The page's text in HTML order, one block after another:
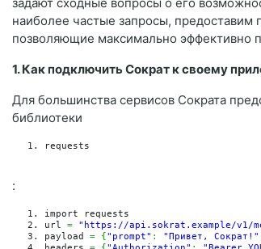
наиболее частые запросы,
позволяющие максимально эффективно
1. Как подключить Сократ к своему
Для большинства сервисов Сократа
библиотеки
requests
:
import requests
url =
"https://api.sokrat.example/v1/
payload = {"prompt" : "Привет, Сократ!"